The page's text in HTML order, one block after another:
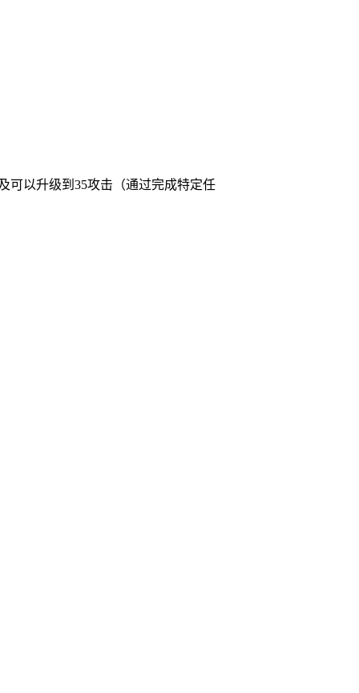
可以升级到35攻击（通过完成特定任